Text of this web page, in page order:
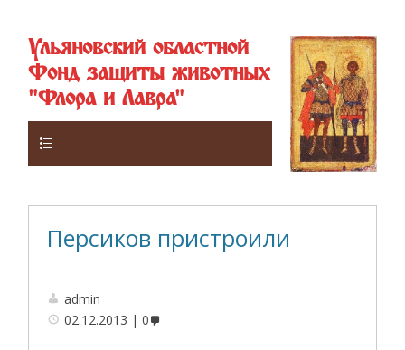
Ульяновский областной
Фонд защиты животных
"Флора и Лавра"
Персиков пристроили
admin
02.12.2013
0